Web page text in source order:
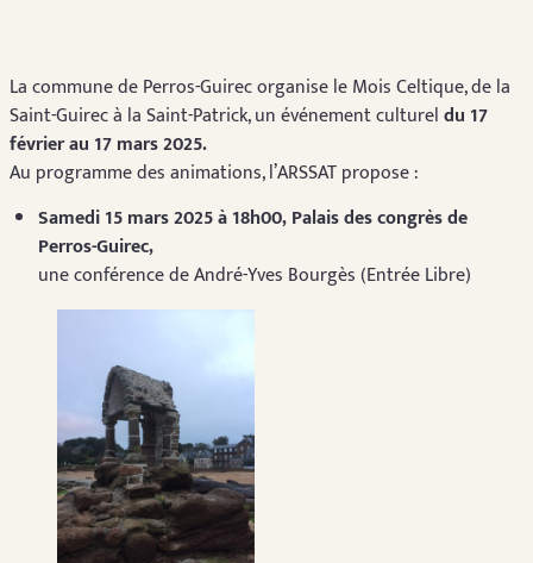
La commune de Perros-Guirec organise le Mois Celtique, de la
Saint-Guirec à la Saint-Patrick, un événement cultureldu 17
février au 17 mars 2025.
Au programme des animations, l’ARSSAT propose :
Samedi 15 mars 2025 à 18h00, Palais des congrès de
Perros-Guirec,
une conférence de André-Yves Bourgès (Entrée Libre)